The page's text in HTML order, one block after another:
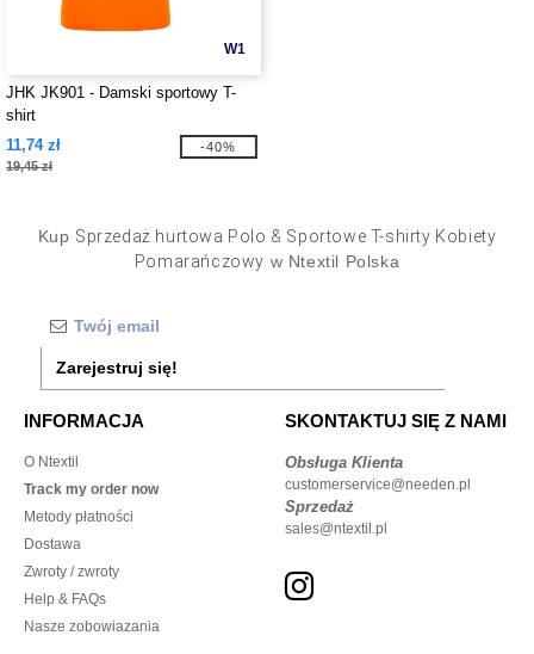
W1
JHK JK901 - Damski sportowy T-
shirt
11,74 zł
19,45 zł
-40%
Kup Sprzedaż hurtowa Polo & Sportowe T-shirty Kobiety
Pomarańczowy w Ntextil Polska
Zarejestruj się!
INFORMACJA
O Ntextil
Track my order now
Metody płatności
Dostawa
Zwroty / zwroty
Help & FAQs
Nasze zobowiazania
SKONTAKTUJ SIĘ Z NAMI
Obsługa Klienta
customerservice@needen.pl
Sprzedaż
sales@ntextil.pl